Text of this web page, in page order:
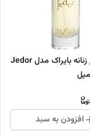
ادوپرفیوم زنانه بایراک مدل Jedor
افزودن به سبد